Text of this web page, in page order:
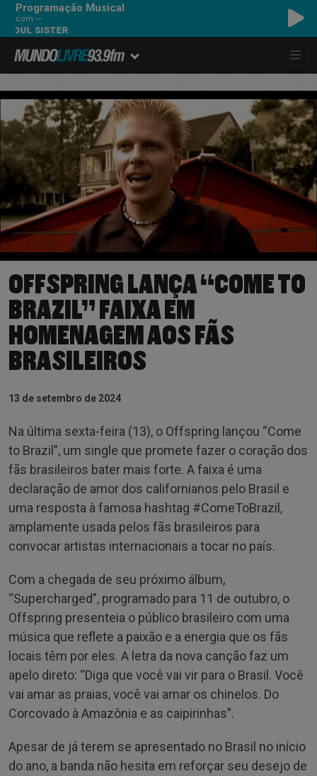
Programação Musical
com ---
OFFSPRING LANÇA “COME TO
BRAZIL” FAIXA EM
HOMENAGEM AOS FÃS
BRASILEIROS
13 de setembro de 2024
Na última sexta-feira (13), o Offspring lançou “Come
to Brazil”, um single que promete fazer o coração dos
fãs brasileiros bater mais forte. A faixa é uma
declaração de amor dos californianos pelo Brasil e
uma resposta à famosa hashtag #ComeToBrazil,
amplamente usada pelos fãs brasileiros para
convocar artistas internacionais a tocar no país.
Com a chegada de seu próximo álbum,
“Supercharged”, programado para 11 de outubro, o
Offspring presenteia o público brasileiro com uma
música que reflete a paixão e a energia que os fãs
locais têm por eles. A letra da nova canção faz um
apelo direto: “Diga que você vai vir para o Brasil. Você
vai amar as praias, você vai amar os chinelos. Do
Corcovado à Amazônia e as caipirinhas”.
Apesar de já terem se apresentado no Brasil no início
do ano, a banda não hesita em reforçar seu desejo de